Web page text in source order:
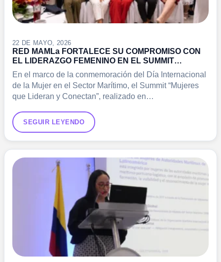
22 DE MAYO, 2026
RED MAMLa FORTALECE SU COMPROMISO CON
EL LIDERAZGO FEMENINO EN EL SUMMIT
“MUJERES QUE LIDERAN Y CONECTAN”
En el marco de la conmemoración del Día Internacional
de la Mujer en el Sector Marítimo, el Summit “Mujeres
que Lideran y Conectan”, realizado en…
SEGUIR LEYENDO